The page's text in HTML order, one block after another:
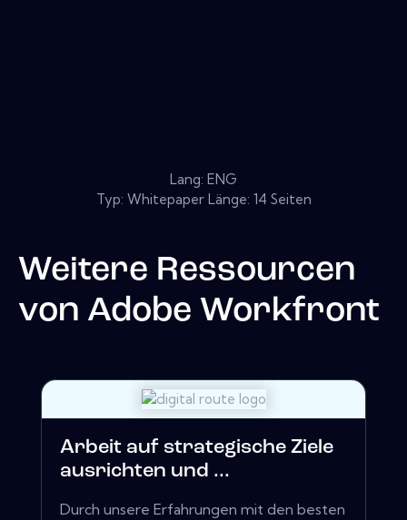
Lang: ENG
Typ: Whitepaper Länge: 14 Seiten
Weitere Ressourcen
von Adobe Workfront
Arbeit auf strategische Ziele
ausrichten und ...
Durch unsere Erfahrungen mit den besten